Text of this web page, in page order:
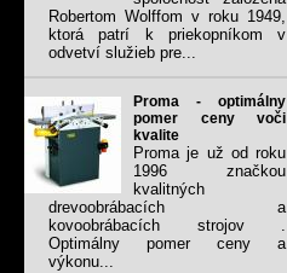
Robertom Wolffom v roku 1949,
ktorá patrí k priekopníkom v
odvetví služieb pre...
Proma - optimálny
pomer ceny voči
kvalite
Proma je už od roku
1996 značkou
kvalitných
drevoobrábacích a
kovoobrábacích strojov .
Optimálny pomer ceny a
výkonu...